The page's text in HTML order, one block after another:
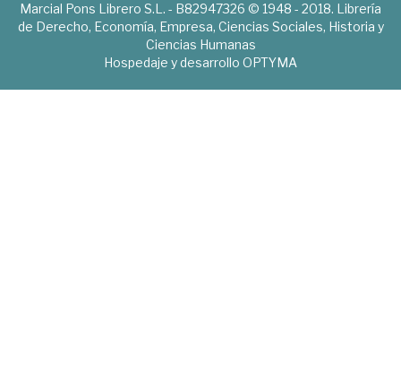
Marcial Pons Librero S.L. - B82947326 © 1948 - 2018. Librería
de Derecho, Economía, Empresa, Ciencias Sociales, Historia y
Ciencias Humanas
Hospedaje y desarrollo OPTYMA